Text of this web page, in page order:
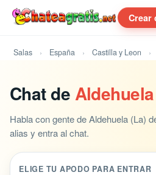
Crear
Salas España Castilla y Leon
Chat de
Habla con gente de Aldehuela (La)
alias y entra al chat.
ELIGE TU APODO PARA ENTRAR